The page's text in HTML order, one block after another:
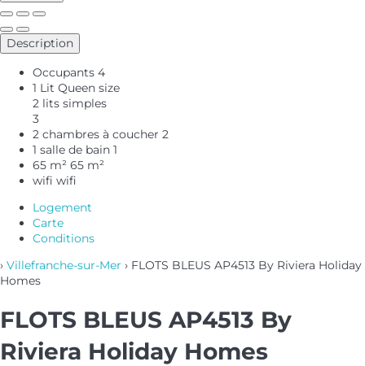
Description
Occupants 4
1 Lit Queen size
2 lits simples
3
2 chambres à coucher 2
1 salle de bain 1
65 m² 65 m²
wifi wifi
Logement
Carte
Conditions
› Villefranche-sur-Mer › FLOTS BLEUS AP4513 By Riviera Holiday
Homes
FLOTS BLEUS AP4513 By
Riviera Holiday Homes